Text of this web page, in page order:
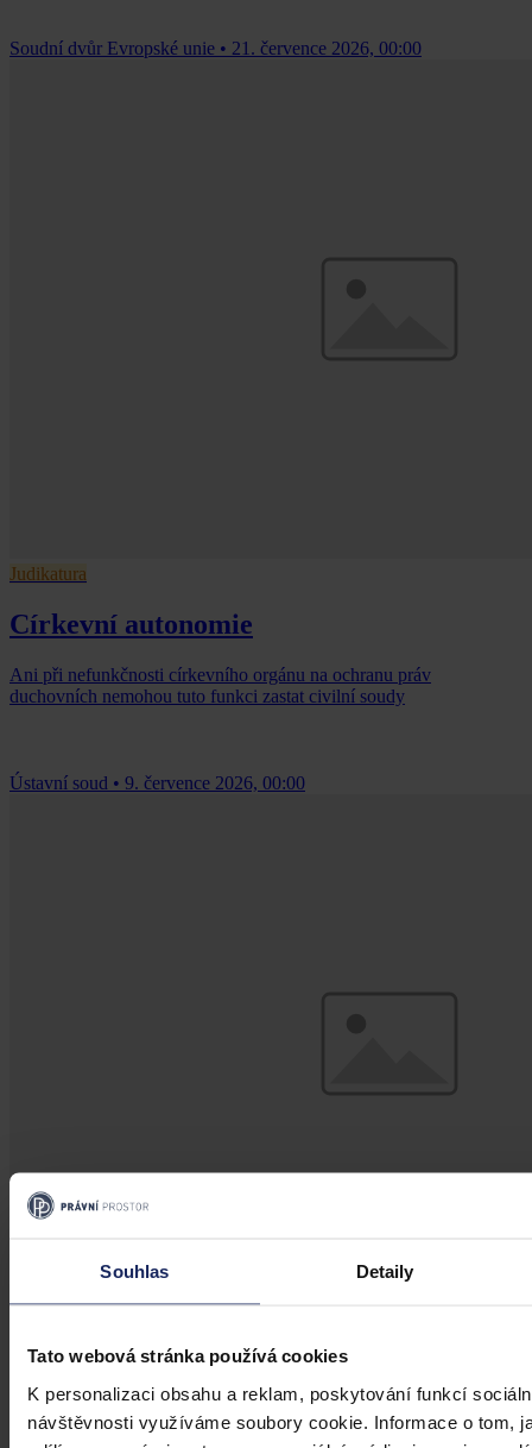
Souhlas Detaily
Tato webová stránka používá cookies
K personalizaci obsahu a reklam, poskytování funkcí
návštěvnosti využíváme soubory cookie. Informace o tom,
Soudní dvůr Evropské unie • 21. července 2026, 00:00
Judikatura
Církevní autonomie
Ani při nefunkčnosti církevního orgánu na ochranu práv
duchovních nemohou tuto funkci zastat civilní soudy
Ústavní soud • 9. července 2026, 00:00
Judikatura
Veřejný odpor vs legitimní očekávání
investora
Investiční očekávání nemůže mít přednost před demokratickým